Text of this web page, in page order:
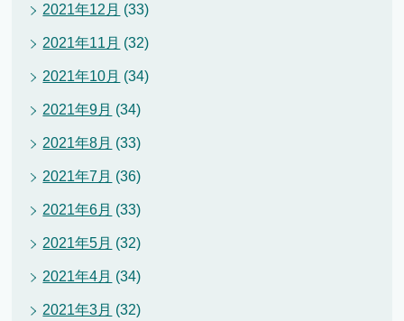
2021年12月 (33)
2021年11月 (32)
2021年10月 (34)
2021年9月 (34)
2021年8月 (33)
2021年7月 (36)
2021年6月 (33)
2021年5月 (32)
2021年4月 (34)
2021年3月 (32)